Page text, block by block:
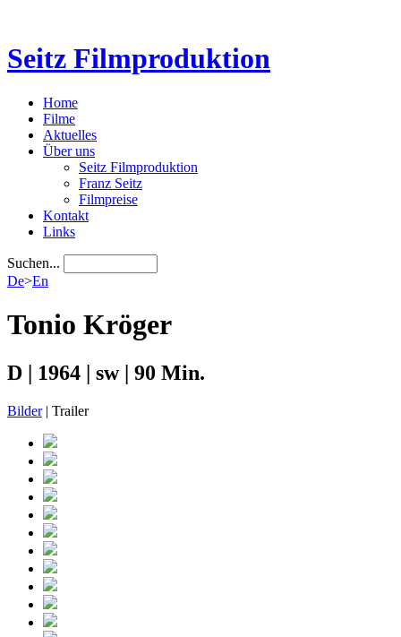
Seitz Filmproduktion
Home
Filme
Aktuelles
Über uns
Seitz Filmproduktion
Franz Seitz
Filmpreise
Kontakt
Links
Suchen...
De>En
Tonio Kröger
D | 1964 | sw | 90 Min.
Bilder| Trailer